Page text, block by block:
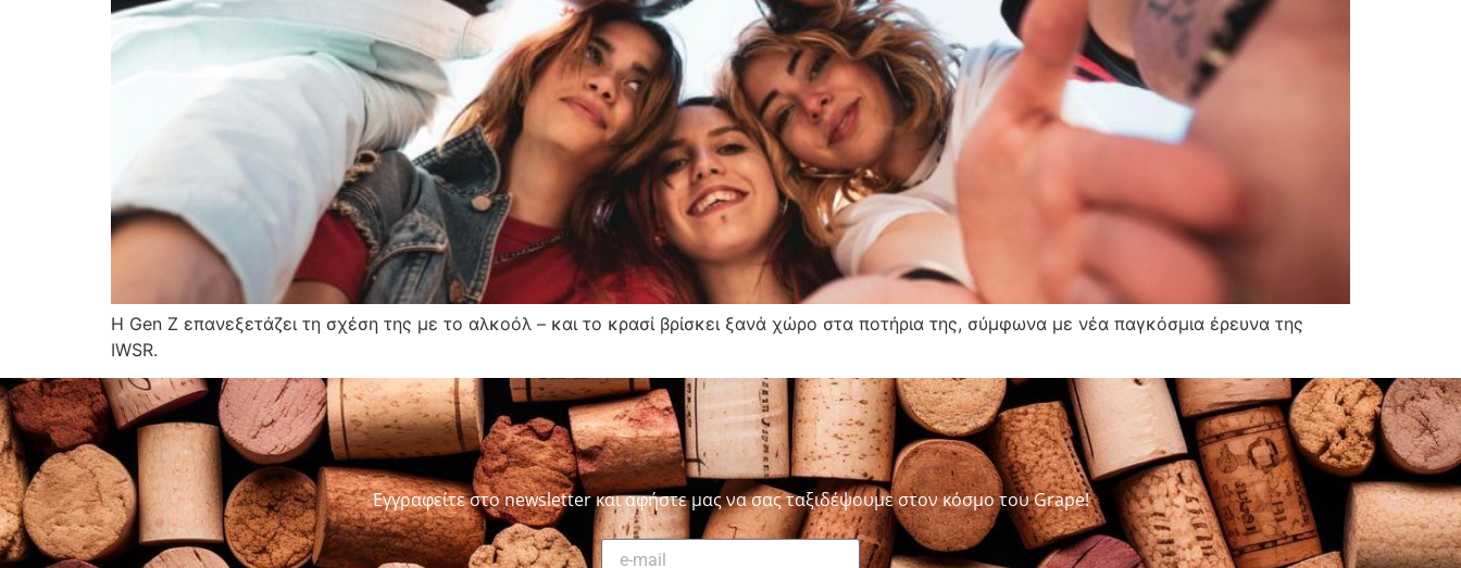
Η Gen Z επανεξετάζει τη σχέση της με το αλκοόλ – και το κρασί βρίσκει ξανά χώρο στα ποτήρια της, σύμφωνα με νέα παγκόσμια έρευνα της
IWSR.
Εγγραφείτε στο newsletter και αφήστε μας να σας ταξιδέψουμε στον κόσμο του Grape!